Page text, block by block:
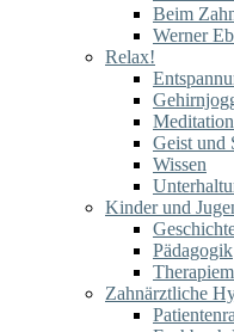
Beim
Werner
Relax!
Geist und
Wissen
Kinder und
Pädagogik
Zahnärztliche